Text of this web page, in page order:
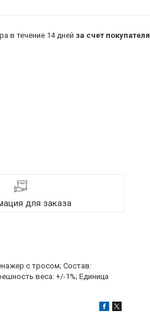
в течение 14 дней за счет покупателя
для заказа
с тросом; Состав:
веса: +/-1%; Единица